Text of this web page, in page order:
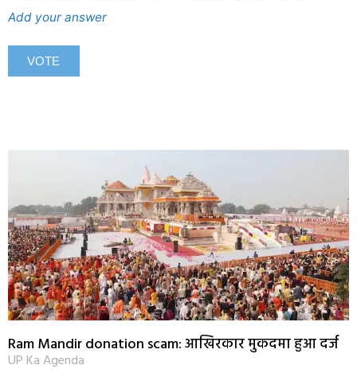
Add your answer
Ram Mandir donation scam: आखिरकार मुकदमा हुआ दर्ज
UP Ka Agenda